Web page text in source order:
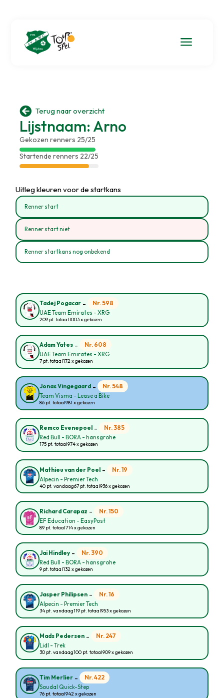
a
 Terug naar overzicht
Lijstnaam: Arno
Gekozen renners 25/25
Startende renners 22/25
Uitleg kleuren voor de startkans
Renner start
Renner start niet
Renner startkans nog onbekend
Tadej Pogacar - Nr. 598
UAE Team Emirates - XRG
209 pt. totaal1003 x gekozen
Adam Yates - Nr. 608
UAE Team Emirates - XRG
7 pt. totaal172 x gekozen
Jonas Vingegaard - Nr. 548
Team Visma - Lease a Bike
86 pt. totaal981 x gekozen
Remco Evenepoel - Nr. 385
Red Bull - BORA - hansgrohe
175 pt. totaal974 x gekozen
Mathieu van der Poel - Nr. 19
Alpecin - Premier Tech
40 pt. vandaag67 pt. totaal936 x gekozen
Richard Carapaz - Nr. 150
EF Education - EasyPost
89 pt. totaal714 x gekozen
Jai Hindley - Nr. 390
Red Bull - BORA - hansgrohe
9 pt. totaal132 x gekozen
Jasper Philipsen - Nr. 16
Alpecin - Premier Tech
34 pt. vandaag119 pt. totaal953 x gekozen
Mads Pedersen - Nr. 247
Lidl - Trek
30 pt. vandaag100 pt. totaal909 x gekozen
Tim Merlier - Nr. 422
Soudal Quick-Step
76 pt. totaal942 x gekozen